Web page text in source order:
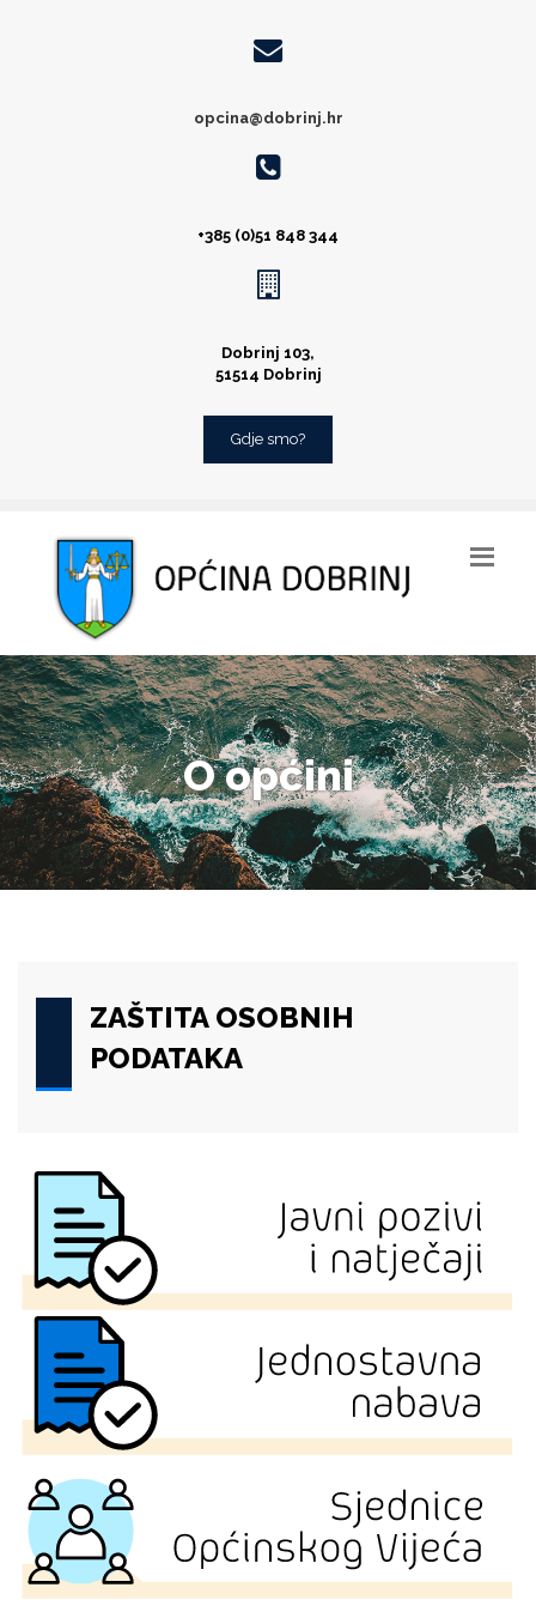
opcina@dobrinj.hr
+385 (0)51 848 344
Dobrinj 103,
51514 Dobrinj
Gdje smo?
O općini
ZAŠTITA OSOBNIH
PODATAKA